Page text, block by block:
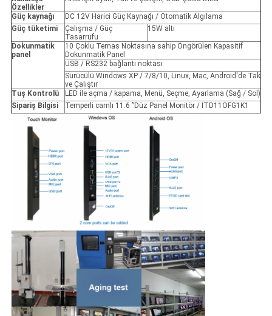
Özellikler
Güç kaynağı
DC 12V Harici Güç Kaynağı / Otomatik Algılama
Güç tüketimi
Çalışma / Güç
Tasarrufu
15W altı
Dokunmatik
panel
10 Çoklu Temas Noktasına sahip Öngörülen Kapasitif
Dokunmatik Panel
USB / RS232 bağlantı noktası
Sürücülü Windows XP / 7/8/10, Linux, Mac, Android'de Tak
ve Çalıştır
Tuş Kontrolü
LED ile açma / kapama, Menü, Seçme, Ayarlama (Sağ / Sol)
Sipariş Bilgisi
Temperli camlı 11.6 ”Düz Panel Monitör / ITD11OFG1K1